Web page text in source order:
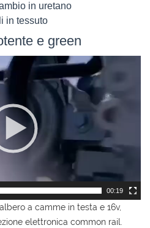
in uretano
in tessuto
e green
00:19
a camme in testa e 16v,
elettronica common rail.